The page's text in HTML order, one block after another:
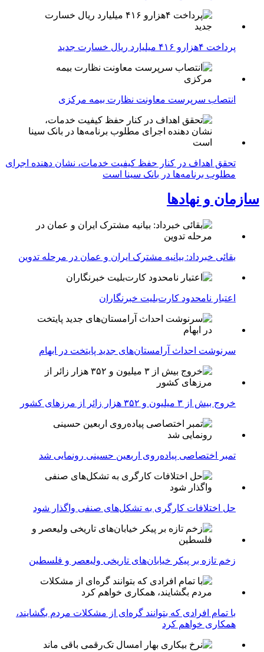
پرداخت ۴هزارو ۴۱۶ میلیارد ریال خسارت جدید
انتصاب سرپرست معاونت نظارت بیمه مرکزی
تحقق اهداف در کنار حفظ کیفیت خدمات، نشان دهنده اجرای
مطلوب برنامه‌ها در بانک سینا است
سازمان و نهادها
بقائی خبرداد: بیانیه مشترک ایران و عمان در مرحله تدوین
اعتبار نامحدود کارت‌بلیت خبرنگاران
سرنوشت احداث آرامستان‌های جدید پایتخت در ابهام
خروج بیش از ۳ میلیون و ۳۵۲ هزار زائر از مرزهای کشور
تمبر اختصاصی پیاده‌روی اربعین حسینی رونمایی شد
حل اختلافات کارگری به تشکل‌های صنفی واگذار شود
زخم تازه بر پیکر خیابان‌های تاریخی ولیعصر و فلسطین
با تمام افرادی که بتوانند گره‌ای از مشکلات مردم بگشایند،
همکاری خواهم کرد